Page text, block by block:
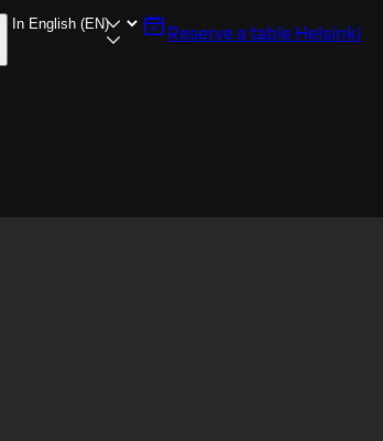
Reserve a table Helsinki